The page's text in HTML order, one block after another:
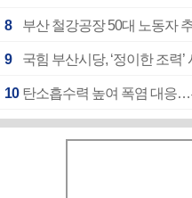
8 부산 철강공장 50대 노동자
9
10 탄소흡수력 높여 폭염 대응